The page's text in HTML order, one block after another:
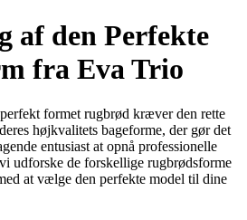
af den Perfekte
fra Eva Trio
formet rugbrød kræver den rette
højkvalitets bageforme, der gør det
entusiast at opnå professionelle
udforske de forskellige rugbrødsforme
at vælge den perfekte model til dine